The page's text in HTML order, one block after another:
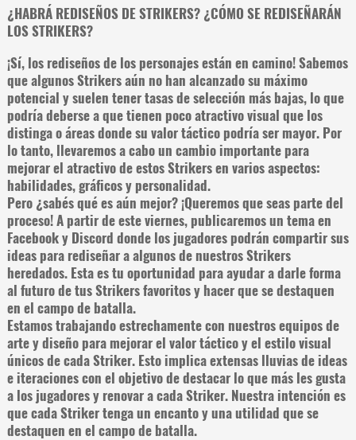
¿HABRÁ REDISEÑOS DE STRIKERS? ¿CÓMO SE REDISEÑARÁN
LOS STRIKERS?
¡Sí, los rediseños de los personajes están en camino! Sabemos
que algunos Strikers aún no han alcanzado su máximo
potencial y suelen tener tasas de selección más bajas, lo que
podría deberse a que tienen poco atractivo visual que los
distinga o áreas donde su valor táctico podría ser mayor. Por
lo tanto, llevaremos a cabo un cambio importante para
mejorar el atractivo de estos Strikers en varios aspectos:
habilidades, gráficos y personalidad.
Pero ¿sabés qué es aún mejor? ¡Queremos que seas parte del
proceso! A partir de este viernes, publicaremos un tema en
Facebook y Discord donde los jugadores podrán compartir sus
ideas para rediseñar a algunos de nuestros Strikers
heredados. Esta es tu oportunidad para ayudar a darle forma
al futuro de tus Strikers favoritos y hacer que se destaquen
en el campo de batalla.
Estamos trabajando estrechamente con nuestros equipos de
arte y diseño para mejorar el valor táctico y el estilo visual
únicos de cada Striker. Esto implica extensas lluvias de ideas
e iteraciones con el objetivo de destacar lo que más les gusta
a los jugadores y renovar a cada Striker. Nuestra intención es
que cada Striker tenga un encanto y una utilidad que se
destaquen en el campo de batalla.